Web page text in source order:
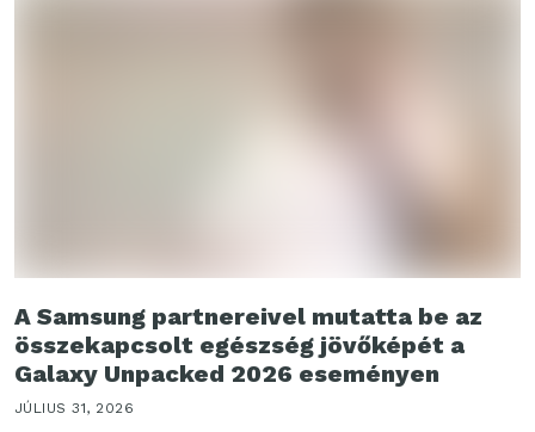
A Samsung partnereivel mutatta be az
összekapcsolt egészség jövőképét a
Galaxy Unpacked 2026 eseményen
JÚLIUS 31, 2026